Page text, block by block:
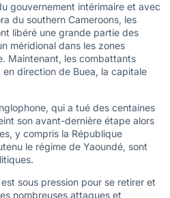
gouvernement intérimaire et avec
du southern Cameroons, les
libéré une grande partie des
méridional dans les zones
Maintenant, les combattants
en direction de Buea, la capitale
qui a tué des centaines
son avant-dernière étape alors
y compris la République
le régime de Yaoundé, sont
sous pression pour se retirer et
nombreuses attaques et